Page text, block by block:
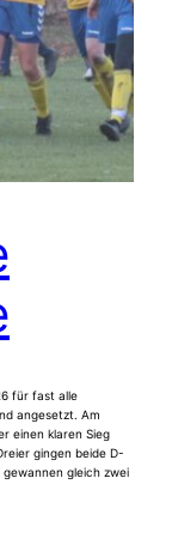
für fast alle
angesetzt. Am
einen klaren Sieg
gingen beide D-
gleich zwei